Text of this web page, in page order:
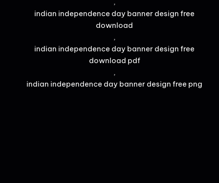
indian independence day banner design free
download
,
indian independence day banner design free
download pdf
,
indian independence day banner design free png